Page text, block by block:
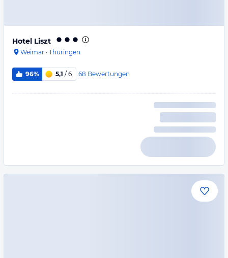
Hotel Liszt
Weimar · Thüringen
96% 5,1 / 6 68 Bewertungen